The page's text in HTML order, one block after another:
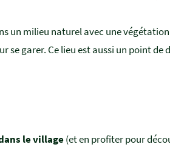
un milieu naturel avec une
se garer. Ce lieu est aussi un point
le village(et en profiter pour